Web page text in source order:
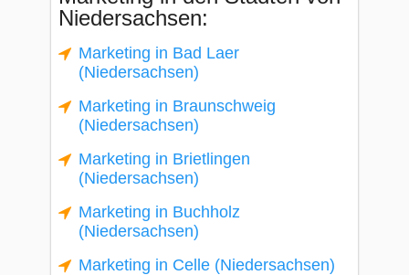
Niedersachsen:
Marketing in Bad Laer
(Niedersachsen)
Marketing in Braunschweig
(Niedersachsen)
Marketing in Brietlingen
(Niedersachsen)
Marketing in Buchholz
(Niedersachsen)
Marketing in Celle (Niedersachsen)